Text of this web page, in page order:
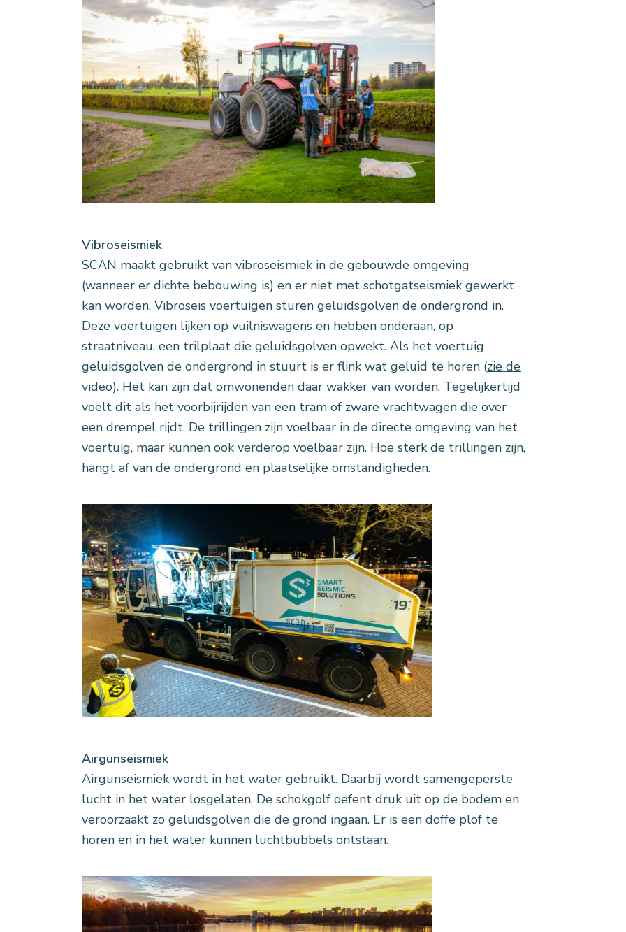
Vibroseismiek
SCAN maakt gebruikt van vibroseismiek in de gebouwde omgeving
(wanneer er dichte bebouwing is) en er niet met schotgatseismiek gewerkt
kan worden. Vibroseis voertuigen sturen geluidsgolven de ondergrond in.
Deze voertuigen lijken op vuilniswagens en hebben onderaan, op
straatniveau, een trilplaat die geluidsgolven opwekt. Als het voertuig
geluidsgolven de ondergrond in stuurt is er flink wat geluid te horen (zie de
video). Het kan zijn dat omwonenden daar wakker van worden. Tegelijkertijd
voelt dit als het voorbijrijden van een tram of zware vrachtwagen die over
een drempel rijdt. De trillingen zijn voelbaar in de directe omgeving van het
voertuig, maar kunnen ook verderop voelbaar zijn. Hoe sterk de trillingen zijn,
hangt af van de ondergrond en plaatselijke omstandigheden.
Airgunseismiek
Airgunseismiek wordt in het water gebruikt. Daarbij wordt samengeperste
lucht in het water losgelaten. De schokgolf oefent druk uit op de bodem en
veroorzaakt zo geluidsgolven die de grond ingaan. Er is een doffe plof te
horen en in het water kunnen luchtbubbels ontstaan.